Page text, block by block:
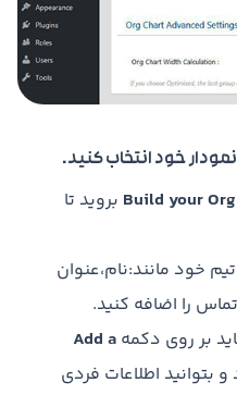
نمودار خود انتخاب کنید.
Build your بروید تا
خود مانند:نام،عنوان
را اضافه کنید.
بر روی دکمه Add a
بتوانید اطلاعات فردی